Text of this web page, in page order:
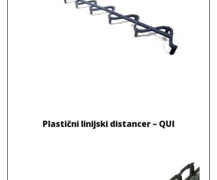
Plastični linijski distancer – QUI